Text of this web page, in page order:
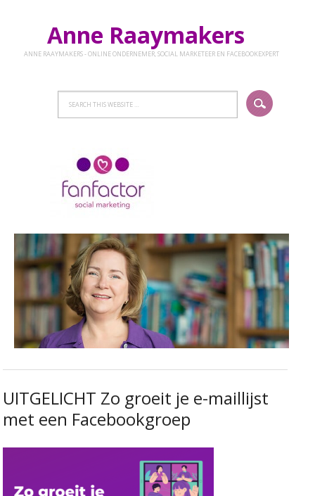
Anne Raaymakers
ANNE RAAYMAKERS - ONLINE ONDERNEMER, SOCIAL MARKETEER EN FACEBOOKEXPERT
UITGELICHT Zo groeit je e-maillijst
met een Facebookgroep